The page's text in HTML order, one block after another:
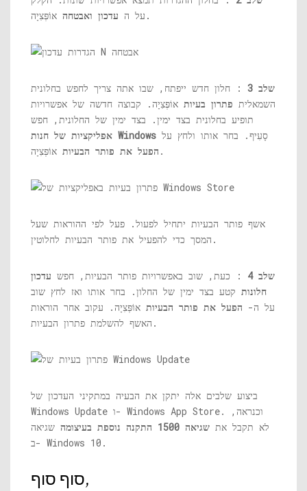
על ה עדכון ואבטחה אוֹפְּצִיָה.
שלב 3
: חלון חדש ייפתח, שבו אתה צריך לחפש בחלונית
השמאלית פתרון בעיות אוֹפְּצִיָה. קבוצה חדשה של אפשרויות
תופיע בחלונית בצד ימין. בצד ימין של החלונית, חפש
אפליקציות של חנות Windows סָעִיף. בחר אותו ולחץ על
הפעל את פותר הבעיות אוֹפְּצִיָה.
אשף פותר הבעיות יתחיל לפעול. פעל לפי ההוראות שעל
המסך כדי להפעיל את פותר הבעיות לחלוטין.
שלב 4 : כעת, שוב באפשרויות פותר הבעיות, חפש עדכון
חלונות קטע בצד ימין של החלון. בחר אותו ואז לחץ שוב
על ה- הפעל את פותר הבעיות אוֹפְּצִיָה. עקוב אחר הוראות
האשף להשלמת פתרון הבעיות.
ביצוע שלבים אלה יתקן את הבעיה במתקיני העדכון של
Windows Update ו- Windows App Store. וכנראה,
לא תקבל את שגיאה 1500 התקנה נוספת בעיצומה
שגיאה
ב- Windows 10.
סוף סוף,